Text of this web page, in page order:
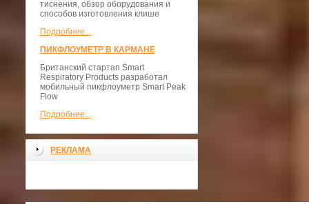
тиснения, обзор оборудования и
способов изготовления клише
Подробнее...
ПИКФЛОУМЕТР В КАРМАНЕ
Британский стартап Smart
Respiratory Products разработал
мобильный пикфлоуметр Smart Peak
Flow
Подробнее...
РЕКЛАМА